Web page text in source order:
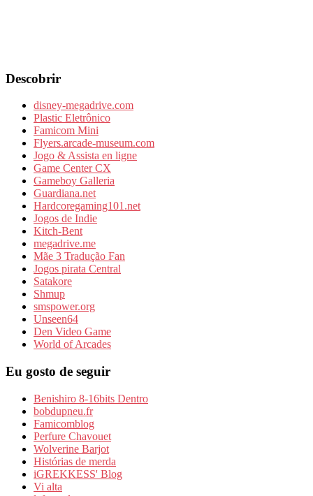
Descobrir
disney-megadrive.com
Plastic Eletrônico
Famicom Mini
Flyers.arcade-museum.com
Jogo & Assista en ligne
Game Center CX
Gameboy Galleria
Guardiana.net
Hardcoregaming101.net
Jogos de Indie
Kitch-Bent
megadrive.me
Mãe 3 Tradução Fan
Jogos pirata Central
Satakore
Shmup
smspower.org
Unseen64
Den Video Game
World of Arcades
Eu gosto de seguir
Benishiro 8-16bits Dentro
bobdupneu.fr
Famicomblog
Perfure Chavouet
Wolverine Barjot
Histórias de merda
iGREKKESS' Blog
Vi alta